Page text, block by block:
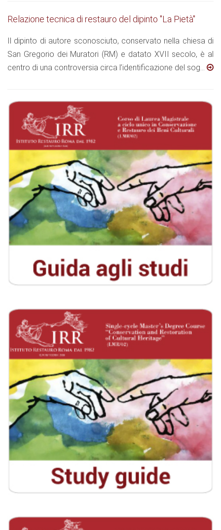
Relazione tecnica di restauro del dipinto "La Pietà"
Il dipinto di autore sconosciuto, conservato nella chiesa di
San Gregorio dei Muratori (RM) e datato XVII secolo, è al
centro di una controversia circa l’identificazione del sog...